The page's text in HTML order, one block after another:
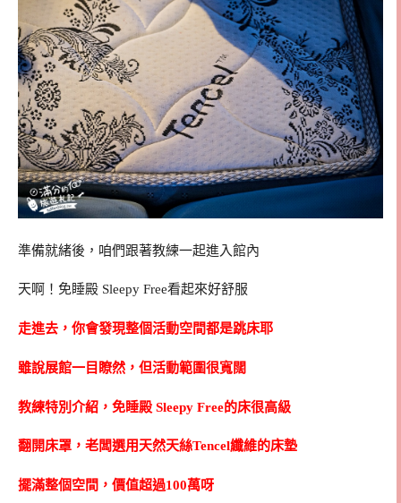
準備就緒後，咱們跟著教練一起進入館內
天啊！免睡殿 Sleepy Free看起來好舒服
走進去，你會發現整個活動空間都是跳床耶
雖說展館一目瞭然，但活動範圍很寬闊
教練特別介紹，免睡殿 Sleepy Free的床很高級
翻開床罩，老闆選用天然天絲Tencel纖維的床墊
擺滿整個空間，價值超過100萬呀